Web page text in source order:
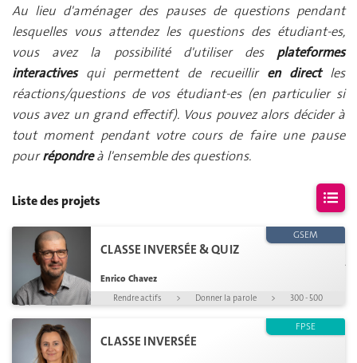
Au lieu d'aménager des pauses de questions pendant
lesquelles vous attendez les questions des étudiant-es,
vous avez la possibilité d'utiliser des plateformes
interactivesqui permettent de recueillir en direct les
réactions/questions de vos étudiant-es (en particulier si
vous avez un grand effectif). Vous pouvez alors décider à
tout moment pendant votre cours de faire une pause
pourrépondreà l'ensemble des questions.
Liste des projets
correspondant à vos critères
n'a ététrouvé
CLASSE INVERSÉE & QUIZ
Enrico Chavez
GSEM
Rendre actifs > Donner la parole > 300 - 500
CLASSE INVERSÉE
FPSE